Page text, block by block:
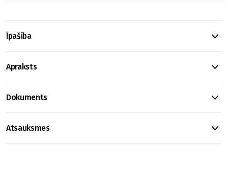
Īpašība
Apraksts
Dokuments
Atsauksmes